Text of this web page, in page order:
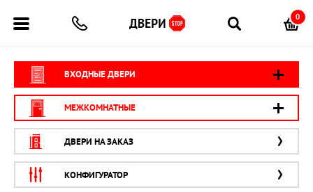
0
ВХОДНЫЕ ДВЕРИ
МЕЖКОМНАТНЫЕ
ДВЕРИ НА ЗАКАЗ
КОНФИГУРАТОР